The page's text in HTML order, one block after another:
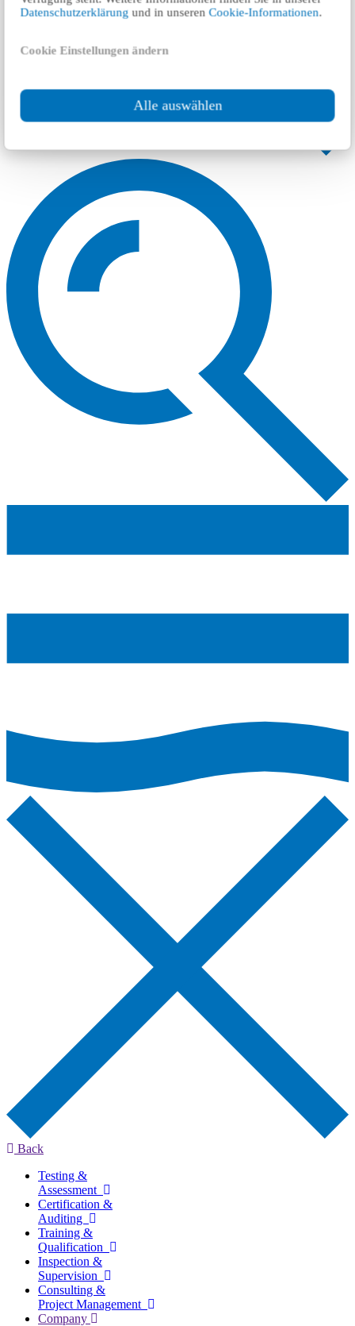
Datenschutzerklärung und in unserenCookie-Informationen.
Cookie Einstellungen ändern
Alle auswählen
Back
Testing &
Assessment
Certification &
Auditing
Training &
Qualification
Inspection &
Supervision
Consulting &
Project Management
Company